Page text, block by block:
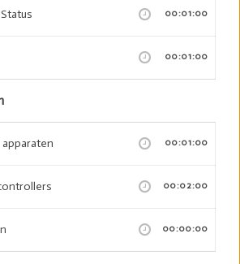
00:01:00
00:01:00
00:01:00
00:02:00
00:00:00